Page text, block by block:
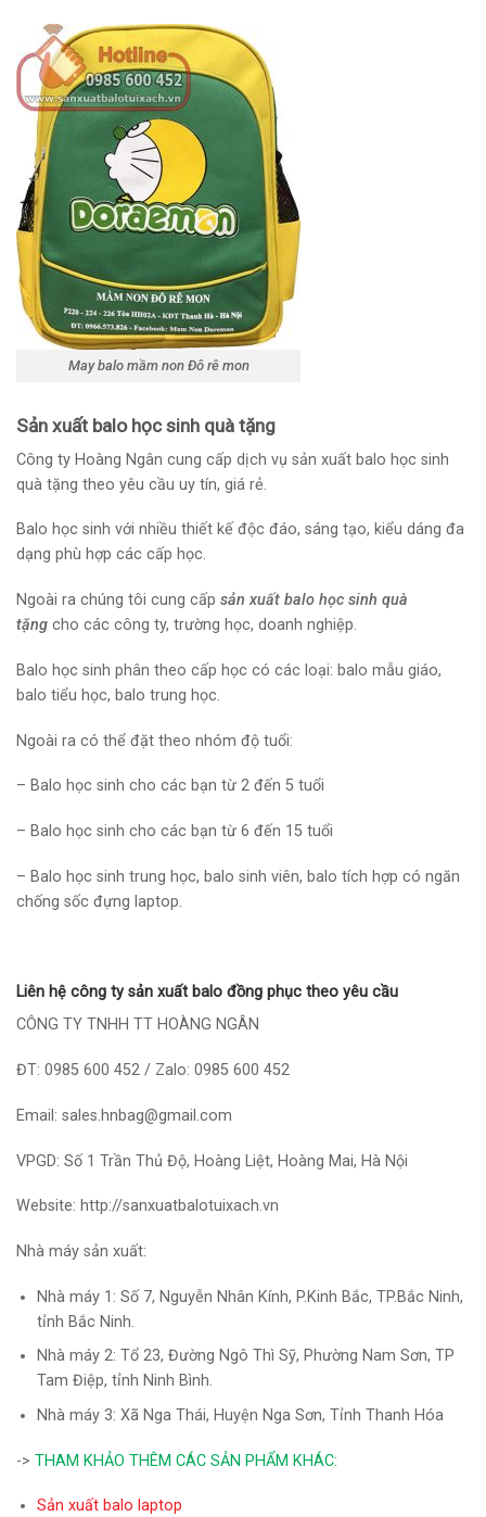
May balo mầm non Đô rê mon
Sản xuất balo học sinh quà tặng
Công ty Hoàng Ngân cung cấp dịch vụ sản xuất balo học sinh
quà tặng theo yêu cầu uy tín, giá rẻ.
Balo học sinh với nhiều thiết kế độc đáo, sáng tạo, kiểu dáng đa
dạng phù hợp các cấp học.
Ngoài ra chúng tôi cung cấp sản xuất balo học sinh quà
tặng cho các công ty, trường học, doanh nghiệp.
Balo học sinh phân theo cấp học có các loại: balo mẫu giáo,
balo tiểu học, balo trung học.
Ngoài ra có thể đặt theo nhóm độ tuổi:
– Balo học sinh cho các bạn từ 2 đến 5 tuổi
– Balo học sinh cho các bạn từ 6 đến 15 tuổi
– Balo học sinh trung học, balo sinh viên, balo tích hợp có ngăn
chống sốc đựng laptop.
Liên hệ công ty sản xuất balo đồng phục theo yêu cầu
CÔNG TY TNHH TT HOÀNG NGÂN
ĐT: 0985 600 452 / Zalo: 0985 600 452
Email: sales.hnbag@gmail.com
VPGD: Số 1 Trần Thủ Độ, Hoàng Liệt, Hoàng Mai, Hà Nội
Website: http://sanxuatbalotuixach.vn
Nhà máy sản xuất:
Nhà máy 1: Số 7, Nguyễn Nhân Kính, P.Kinh Bắc, TP.Bắc Ninh,
tỉnh Bắc Ninh.
Nhà máy 2: Tổ 23, Đường Ngô Thì Sỹ, Phường Nam Sơn, TP
Tam Điệp, tỉnh Ninh Bình.
Nhà máy 3: Xã Nga Thái, Huyện Nga Sơn, Tỉnh Thanh Hóa
-> THAM KHẢO THÊM CÁC SẢN PHẨM KHÁC:
Sản xuất balo laptop